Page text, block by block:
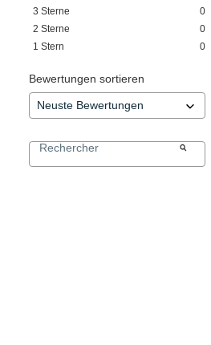
3 Sterne
0
2 Sterne
0
1 Stern 0
Bewertungen sortieren